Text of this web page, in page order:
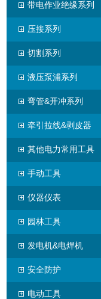
带电作业绝缘系列
压接系列
切割系列
液压泵浦系列
弯管&开冲系列
牵引拉线&剥皮器
其他电力常用工具
手动工具
仪器仪表
园林工具
发电机&电焊机
安全防护
电动工具